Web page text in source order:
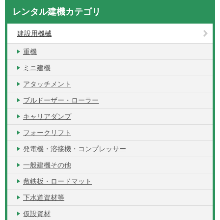
レンタル建機カテゴリ
建設用機械
重機
ミニ建機
アタッチメント
ブルドーザー・ローラー
キャリアダンプ
フォークリフト
発電機・溶接機・コンプレッサー
一般建機その他
敷鉄板・ロードマット
下水道資材等
仮設資材